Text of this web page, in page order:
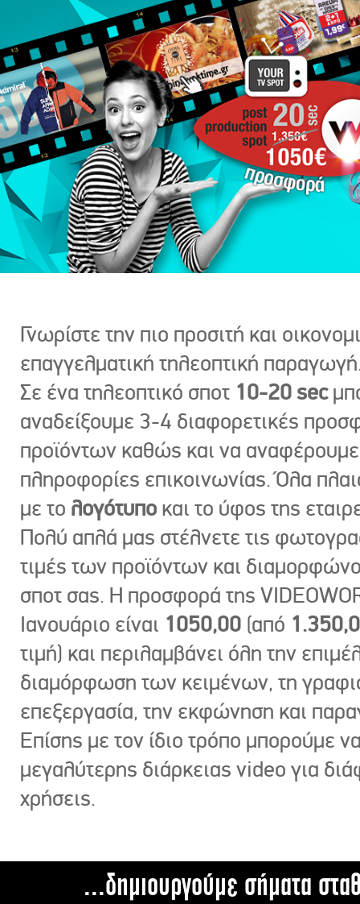
Γνωρίστε την πιο προσιτή και
επαγγελματική τηλεοπτική
Σε ένα τηλεοπτικό σποτ 10-20 sec
αναδείξουμε 3-4 διαφορετικές
προϊόντων καθώς και να
πληροφορίες επικοινωνίας. Όλα
με το λογότυπο και το ύφος της
Πολύ απλά μας στέλνετε τις
τιμές των προϊόντων και
σποτ σας. Η προσφορά της
Ιανουάριο είναι 1050,00 (από
τιμή) και περιλαμβάνει όλη την
διαμόρφωση των κειμένων, τη
επεξεργασία, την εκφώνηση και
Επίσης με τον ίδιο τρόπο μπορούμε
μεγαλύτερης διάρκειας video για
χρήσεις.
...δημιουργούμε σήματα